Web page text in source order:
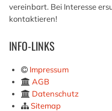
vereinbart. Bei Interesse
kontaktieren!
INFO-LINKS
Impressum
AGB
Datenschutz
Sitemap